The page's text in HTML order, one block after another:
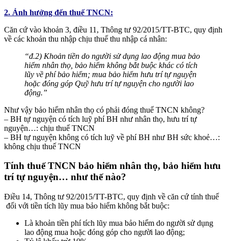
2. Ảnh hưởng đến thuế TNCN:
Căn cứ vào khoản 3, điều 11, Thông tư 92/2015/TT-BTC, quy định
về các khoản thu nhập chịu thuế thu nhập cá nhân:
“đ.2) Khoản tiền do người sử dụng lao động mua bảo
hiểm nhân thọ, bảo hiểm không bắt buộc khác có tích
lũy về phí bảo hiểm; mua bảo hiểm hưu trí tự nguyện
hoặc đóng góp Quỹ hưu trí tự nguyện cho người lao
động.”
Như vậy bảo hiểm nhân thọ có phải đóng thuế TNCN không?
– BH tự nguyện có tích luỹ phí BH như nhân thọ, hưu trí tự
nguyện…: chịu thuế TNCN
– BH tự nguyện không có tích luỹ về phí BH như BH sức khoẻ…:
không chịu thuế TNCN
Tính thuế TNCN bảo hiểm nhân thọ, bảo hiểm hưu
trí tự nguyện… như thế nào?
Điều 14, Thông tư 92/2015/TT-BTC, quy định về căn cứ tính thuế
đối với tiền tích lũy mua bảo hiểm không bắt buộc:
Là khoản tiền phí tích lũy mua bảo hiểm do người sử dụng
lao động mua hoặc đóng góp cho người lao động;